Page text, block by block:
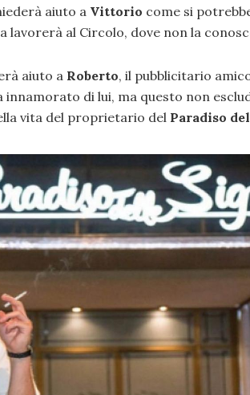
aiuto a Vittorio come si
lavorerà al Circolo, dove non la
aiuto a Roberto, il pubblicitario
di lui, ma questo non
vita del proprietario del Paradiso